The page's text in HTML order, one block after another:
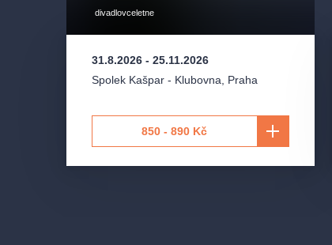
divadlovceletne
31.8.2026 - 25.11.2026
Spolek Kašpar - Klubovna
Praha
850 - 890 Kč